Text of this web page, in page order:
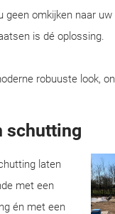
geen omkijken naar
is dé oplossing.
robuuste look,
schutting
laten
met een
én met een